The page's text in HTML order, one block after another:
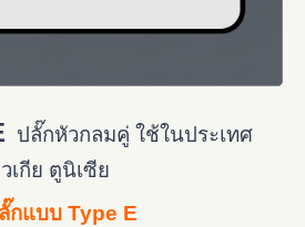
ปลั๊กหัวกลมคู่ ใช้ในประเทศ
เกีย ตูนิเซีย
กแบบ Type E